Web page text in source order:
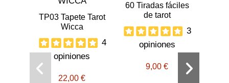
TP03 Tapete Tarot
Wicca
4
opiniones
22,00 €
60 Tiradas fáciles
de tarot
3
opiniones
9,00 €